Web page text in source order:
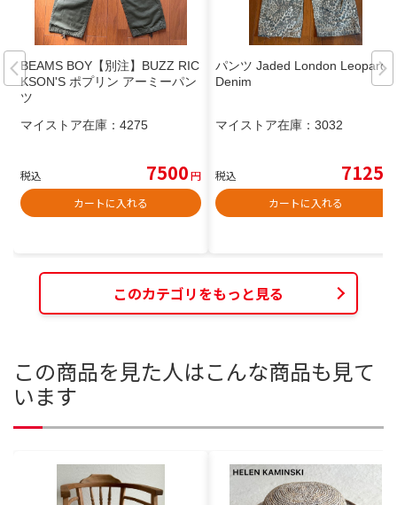
BEAMS BOY【別注】BUZZ RIC
KSON'S ポプリン アーミーパン
ツ
マイストア在庫： 4275
税込 7500円
カートに入れる
パンツ Jaded London Leopard
Denim
マイストア在庫： 3032
税込 7125
カートに入れる
このカテゴリをもっと見る
この商品を見た人はこんな商品も見て
います